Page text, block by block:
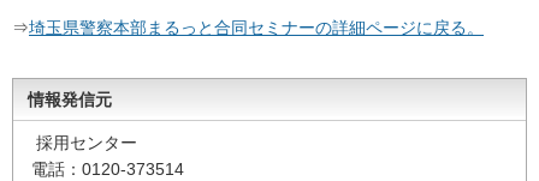
⇒埼玉県警察本部まるっと合同セミナーの詳細ページに戻る。
情報発信元
採用センター
電話：0120-373514